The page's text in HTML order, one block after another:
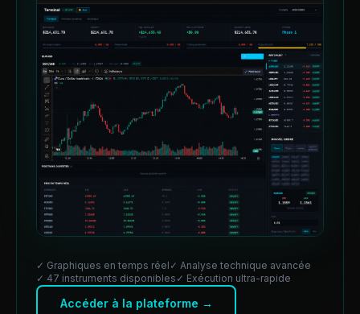
✓ Graphiques en temps réel ✓ Analyse technique avancée
✓ 47 instruments disponibles ✓ Exécution ultra-rapide
Accéder à la plateforme →